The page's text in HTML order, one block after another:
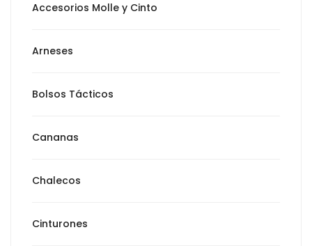
Accesorios Molle y Cinto
Arneses
Bolsos Tácticos
Cananas
Chalecos
Cinturones